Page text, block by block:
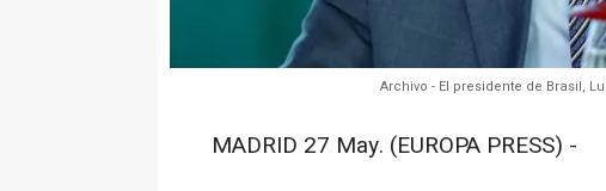
Archivo - El presidente de Brasil,
MADRID 27 May. (EUROPA PRESS) -